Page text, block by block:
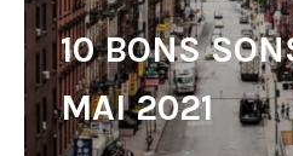
10 BONS
MAI 2021